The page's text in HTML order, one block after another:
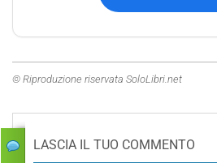
© Riproduzione riservata SoloLibri.net
LASCIA IL TUO COMMENTO